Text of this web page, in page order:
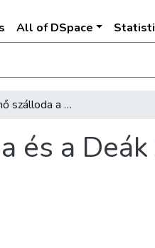
All of DSpace
[Angol királynő szálloda a Mária Valéria és a Deák Ferenc utca sarkán]
és a Deák